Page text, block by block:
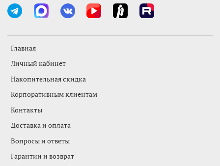
Главная
Личный кабинет
Накопительная скидка
Корпоративным клиентам
Контакты
Доставка и оплата
Вопросы и ответы
Гарантии и возврат